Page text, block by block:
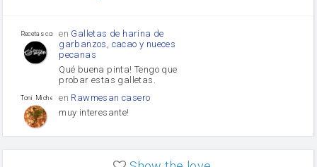
Recetas con sazon
en Galletas de harina de
garbanzos, cacao y nueces
pecanas
Qué buena pinta! Tengo que
probar estas galletas.
Toni Michel Caubet
en Rawmesan casero
muy interesante!
enLasaña casera fácil y